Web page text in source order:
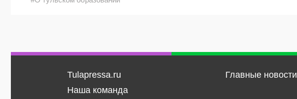
Tulapressa.ru
Наша команда
Главные новости